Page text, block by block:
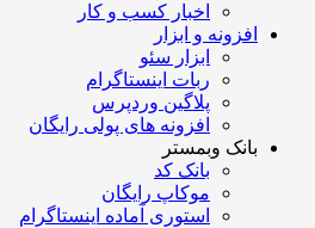
اخبار کسب و کار
افزونه و ابزار
ابزار سئو
ربات اینستاگرام
پلاگین وردپرس
افزونه های پولی رایگان
بانک وبمستر
بانک کد
موکاپ رایگان
استوری آماده اینستاگرام